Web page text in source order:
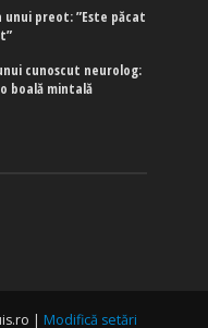
a unui preot: ”Este păcat
cunoscut neurolog:
boală mintală
| Modifică setări